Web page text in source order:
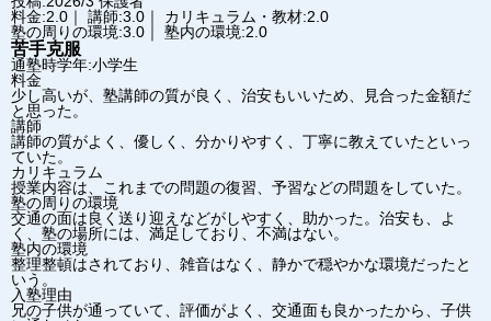
料金:2.0｜ 講師:3.0｜ カリキュラム・教材:2.0
塾の周りの環境:3.0｜ 塾内の環境:2.0
苦手克服
通塾時学年:小学生
料金
少し高いが、塾講師の質が良く、治安もいいため、見合った金額だ
と思った。
講師
講師の質がよく、優しく、分かりやすく、丁寧に教えていたといっ
ていた。
カリキュラム
授業内容は、これまでの問題の復習、予習などの問題をしていた。
塾の周りの環境
交通の面は良く送り迎えなどがしやすく、助かった。治安も、よ
く、塾の場所には、満足しており、不満はない。
塾内の環境
整理整頓はされており、雑音はなく、静かで穏やかな環境だったと
いう。
入塾理由
兄の子供が通っていて、評価がよく、交通面も良かったから、子供